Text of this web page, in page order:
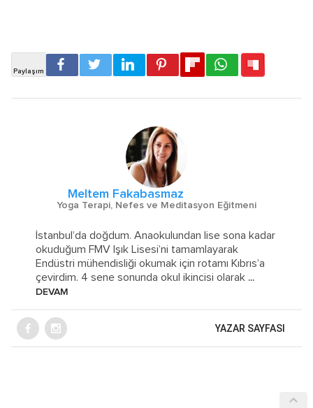
Meltem Fakabasmaz
Yoga Terapi, Nefes ve Meditasyon Eğitmeni
İstanbul’da doğdum. Anaokulundan lise sona kadar
okuduğum FMV Işık Lisesi’ni tamamlayarak
Endüstri mühendisliği okumak için rotamı Kıbrıs’a
çevirdim. 4 sene sonunda okul ikincisi olarak ...
DEVAM
YAZAR SAYFASI